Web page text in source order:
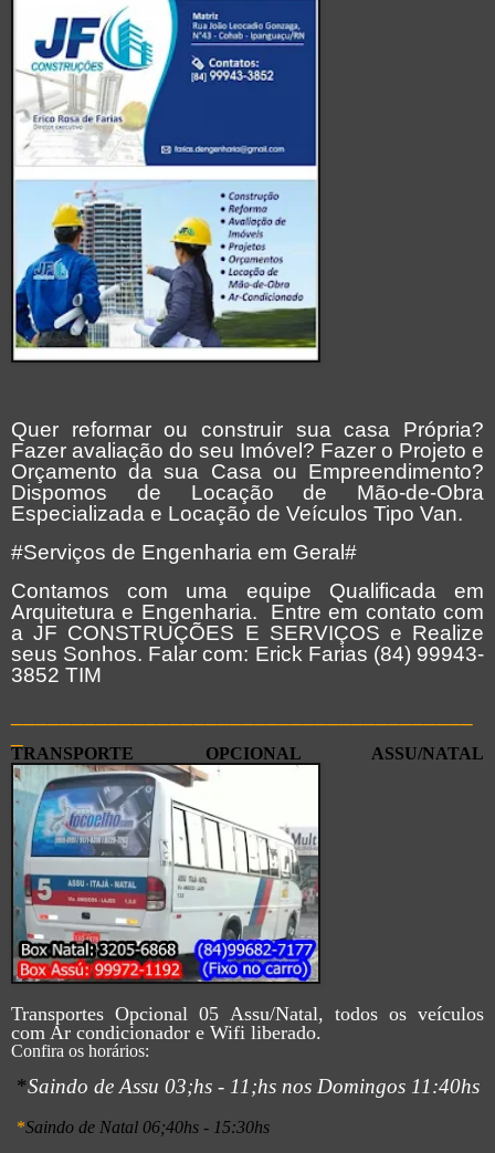
Quer reformar ou construir sua casa Própria?
Fazer avaliação do seu Imóvel? Fazer o Projeto e
Orçamento da sua Casa ou Empreendimento?
Dispomos de Locação de Mão-de-Obra
Especializada e Locação de Veículos Tipo Van.
#Serviços de Engenharia em Geral#
Contamos com uma equipe Qualificada em
Arquitetura e Engenharia. Entre em contato com
a JF CONSTRUÇÕES E SERVIÇOS e Realize
seus Sonhos. Falar com: Erick Farias (84) 99943-
3852 TIM
TRANSPORTE OPCIONAL ASSU/NATAL
Transportes Opcional 05 Assu/Natal, todos os veículos
com Ar condicionador e Wifi liberado.
Confira os horários:
*Saindo de Assu 03;hs - 11;hs nos Domingos 11:40hs
*Saindo de Natal 06;40hs - 15:30hs